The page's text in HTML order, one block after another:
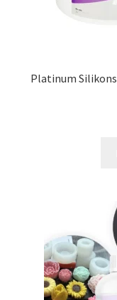
Platinum